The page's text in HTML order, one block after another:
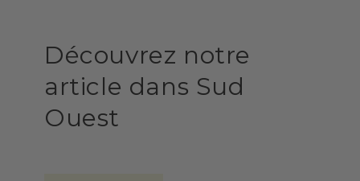
Découvrez notre
article dans Sud
Ouest